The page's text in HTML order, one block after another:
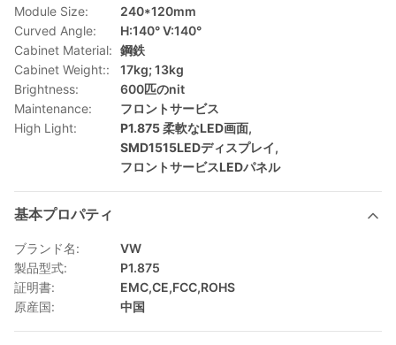
Module Size:
240*120mm
Curved Angle:
H:140° V:140°
Cabinet Material: 鋼鉄
Cabinet Weight::
17kg; 13kg
Brightness:
600匹のnit
Maintenance:
フロントサービス
High Light:
P1.875 柔軟なLED画面,
SMD1515LEDディスプレイ,
フロントサービスLEDパネル
基本プロパティ
ブランド名:
VW
製品型式:
P1.875
証明書:
EMC,CE,FCC,ROHS
原産国:
中国